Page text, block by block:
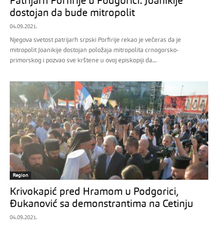
dostojan da bude mitropolit
04.09.2021.
Njegova svetost patrijarh srpski Porfirije rekao je večeras da je
mitropolit Joanikije dostojan položaja mitropolita crnogorsko-
primorskog i pozvao sve krštene u ovoj episkopiji da...
Region
Krivokapić pred Hramom u Podgorici,
Đukanović sa demonstrantima na Cetinju
04.09.2021.